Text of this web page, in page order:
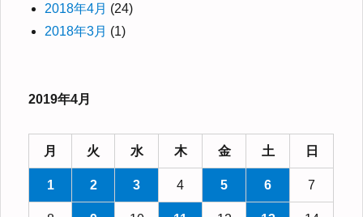
2018年4月 (24)
2018年3月 (1)
2019年4月
月 火 水 木 金 土 日
1 2 3 4 5 6 7